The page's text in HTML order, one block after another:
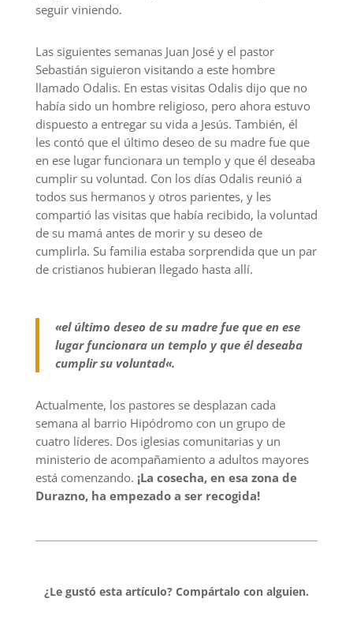
seguir viniendo.
L as siguientes semanas Juan José y el pastor
Sebastián siguieron visitando a este hombre
llamado Odalis. En estas visitas Odalis dijo que no
había sido un hombre religioso, pero ahora estuvo
dispuesto a entregar su vida a Jesús. También, él
les contó que el último deseo de su madre fue que
en ese lugar funcionara un templo y que él deseaba
cumplir su voluntad. Con los días Odalis reunió a
todos sus hermanos y otros parientes, y les
compartió las visitas que había recibido, la voluntad
de su mamá antes de morir y su deseo de
cumplirla. Su familia estaba sorprendida que un par
de cristianos hubieran llegado hasta allí.
«el último deseo de su madre fue que en ese
lugar funcionara un templo y que él deseaba
cumplir su voluntad«.
Actualmente, los pastores se desplazan cada
semana al barrio Hipódromo con un grupo de
cuatro líderes. Dos iglesias comunitarias y un
ministerio de acompañamiento a adultos mayores
está comenzando. ¡La cosecha, en esa zona de
Durazno, ha empezado a ser recogida!
¿Le gustó esta artículo? Compártalo con alguien.